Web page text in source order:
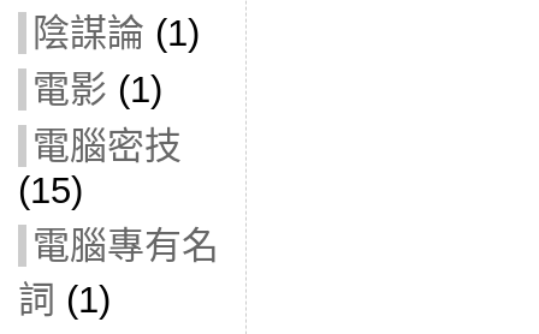
陰謀論 (1)
電影 (1)
電腦密技
(15)
電腦專有名
詞 (1)